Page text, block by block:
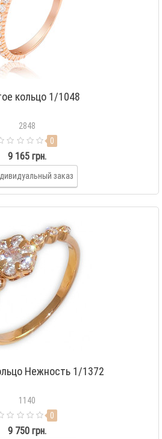
кольцо 1/1048
2848
0
9 165 грн.
заказ
Нежность 1/1372
1140
0
9 750 грн.